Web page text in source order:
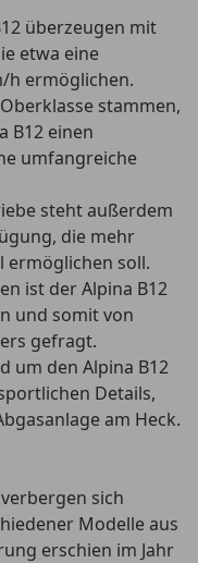
überzeugen mit
etwa eine
h ermöglichen.
stammen,
B12 einen
umfangreiche
steht außerdem
die mehr
ermöglichen soll.
ist der Alpina B12
und somit von
gefragt.
um den Alpina B12
Details,
am Heck.
sich
Modelle aus
erschien im Jahr